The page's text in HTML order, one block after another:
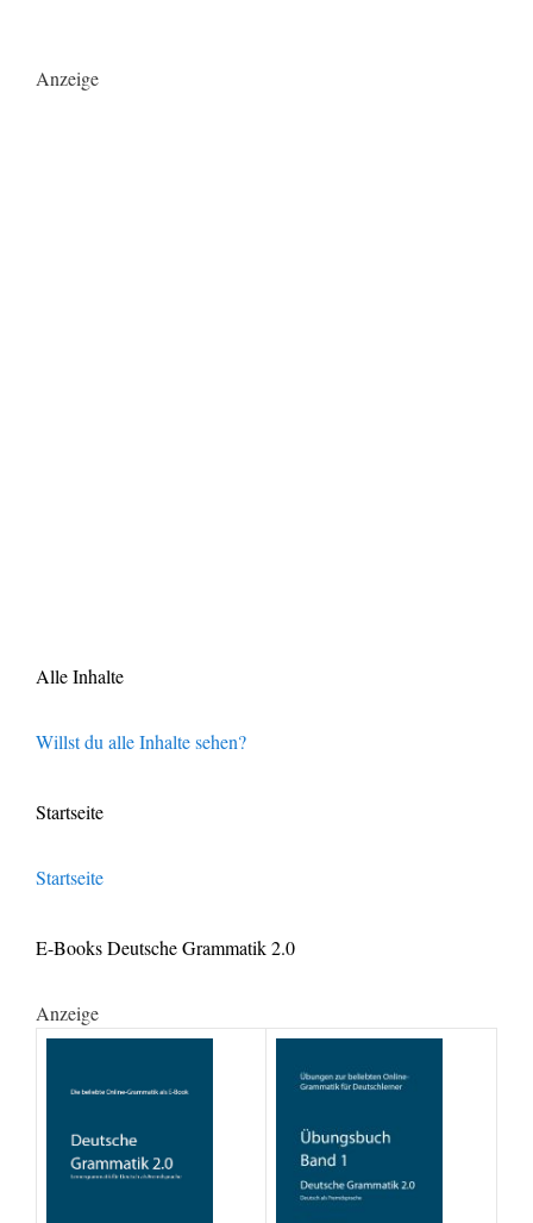
Anzeige
Alle Inhalte
Willst du alle Inhalte sehen?
Startseite
Startseite
E-Books Deutsche Grammatik 2.0
Anzeige